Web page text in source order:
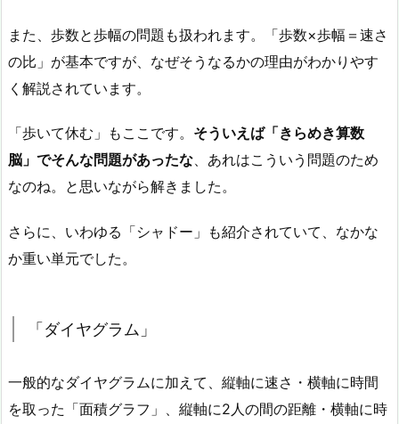
また、歩数と歩幅の問題も扱われます。「歩数×歩幅＝速さ
の比」が基本ですが、なぜそうなるかの理由がわかりやす
く解説されています。
「歩いて休む」もここです。 そういえば「きらめき算数
脳」でそんな問題があったな、あれはこういう問題のため
なのね。と思いながら解きました。
さらに、いわゆる「シャドー」も紹介されていて、なかな
か重い単元でした。
「ダイヤグラム」
一般的なダイヤグラムに加えて、縦軸に速さ・横軸に時間
を取った「面積グラフ」、縦軸に2人の間の距離・横軸に時